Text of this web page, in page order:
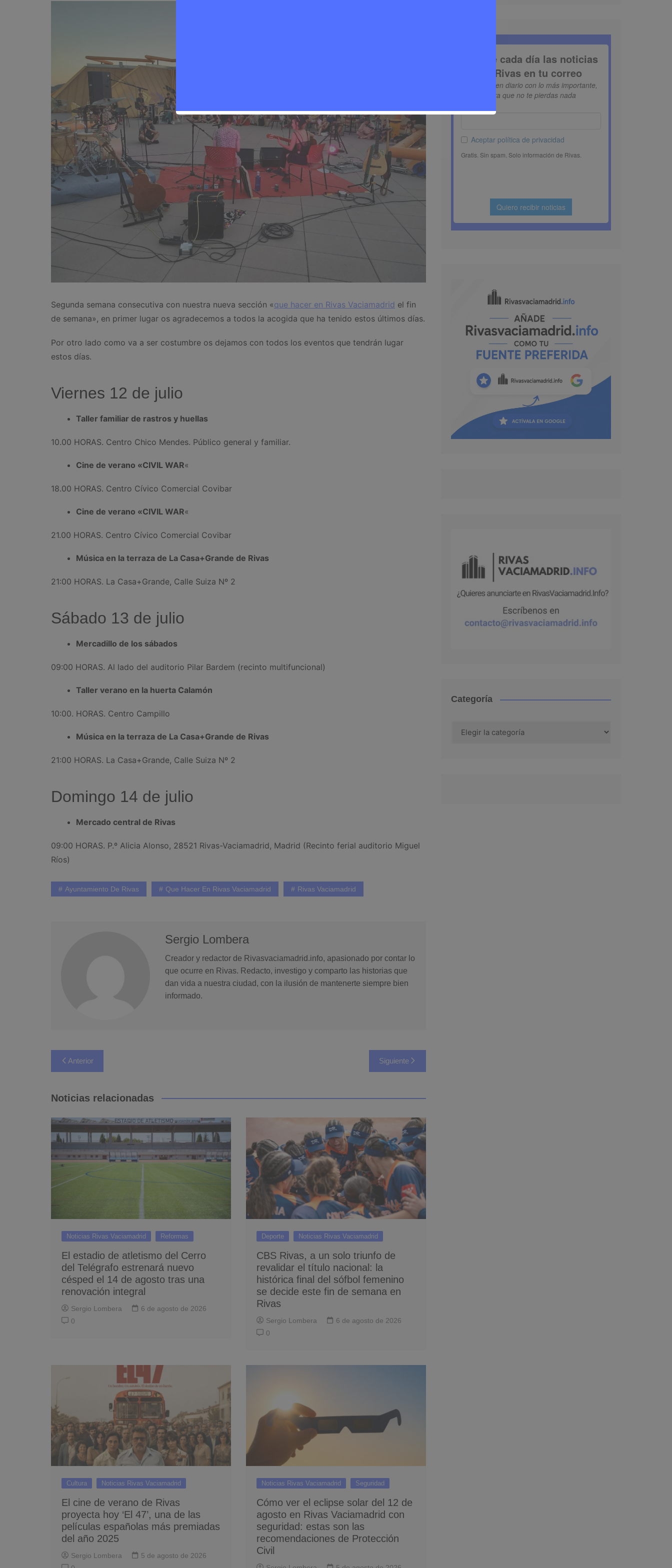
Segunda semana consecutiva con nuestra nueva sección «que hacer en Rivas Vaciamadrid el fin
de semana», en primer lugar os agradecemos a todos la acogida que ha tenido estos últimos días.
Por otro lado como va a ser costumbre os dejamos con todos los eventos que tendrán lugar
estos días.
Viernes 12 de julio
Taller familiar de rastros y huellas
10.00 HORAS. Centro Chico Mendes. Público general y familiar.
Cine de verano «CIVIL WAR«
18.00 HORAS. Centro Cívico Comercial Covibar
Cine de verano «CIVIL WAR«
21.00 HORAS. Centro Cívico Comercial Covibar
Música en la terraza de La Casa+Grande de Rivas
21:00 HORAS. La Casa+Grande, Calle Suiza Nº 2
Sábado 13 de julio
Mercadillo de los sábados
09:00 HORAS. Al lado del auditorio Pilar Bardem (recinto multifuncional)
Taller verano en la huerta Calamón
10:00. HORAS. Centro Campillo
Música en la terraza de La Casa+Grande de Rivas
21:00 HORAS. La Casa+Grande, Calle Suiza Nº 2
Domingo 14 de julio
Mercado central de Rivas
09:00 HORAS. P.º Alicia Alonso, 28521 Rivas-Vaciamadrid, Madrid (Recinto ferial auditorio Miguel
Ríos)
Ayuntamiento De Rivas Que Hacer En Rivas Vaciamadrid Rivas Vaciamadrid
Sergio Lombera
Creador y redactor de Rivasvaciamadrid.info, apasionado por contar lo
que ocurre en Rivas. Redacto, investigo y comparto las historias que
dan vida a nuestra ciudad, con la ilusión de mantenerte siempre bien
informado.
Navegación
de
entradas
Anterior Siguiente
Noticias relacionadas
Noticias Rivas Vaciamadrid Reformas
El estadio de atletismo del Cerro
del Telégrafo estrenará nuevo
césped el 14 de agosto tras una
renovación integral
Sergio Lombera
6 de agosto de 2026
0
Deporte Noticias Rivas Vaciamadrid
CBS Rivas, a un solo triunfo de
revalidar el título nacional: la
histórica final del sófbol femenino
se decide este fin de semana en
Rivas
Sergio Lombera
6 de agosto de 2026
0
Cultura Noticias Rivas Vaciamadrid
El cine de verano de Rivas
proyecta hoy ‘El 47’, una de las
películas españolas más premiadas
del año 2025
Sergio Lombera
5 de agosto de 2026
Noticias Rivas Vaciamadrid Seguridad
Cómo ver el eclipse solar del 12 de
agosto en Rivas Vaciamadrid con
seguridad: estas son las
recomendaciones de Protección
Civil
Categoría